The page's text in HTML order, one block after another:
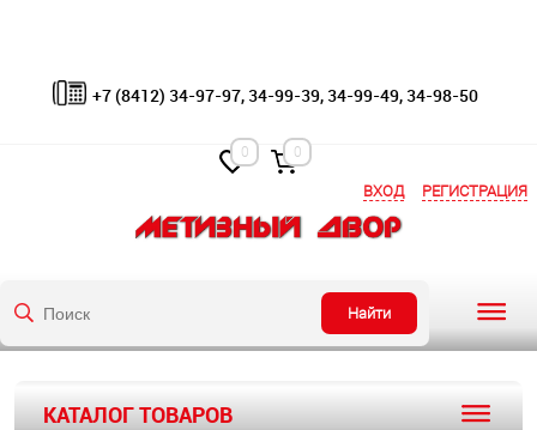
ВХОД РЕГИСТРАЦИЯ
Найти
+7 (8412) 34-97-97, 34-99-39, 34-99-49, 34-98-50
0 0
КАТАЛОГ ТОВАРОВ